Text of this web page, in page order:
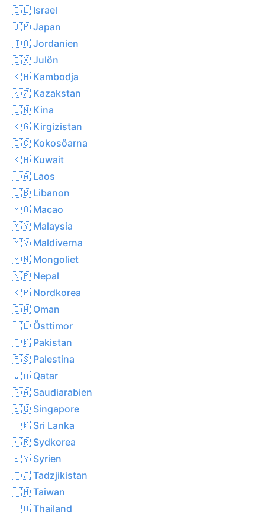
🇮🇱 Israel
🇯🇵 Japan
🇯🇴 Jordanien
🇨🇽 Julön
🇰🇭 Kambodja
🇰🇿 Kazakstan
🇨🇳 Kina
🇰🇬 Kirgizistan
🇨🇨 Kokosöarna
🇰🇼 Kuwait
🇱🇦 Laos
🇱🇧 Libanon
🇲🇴 Macao
🇲🇾 Malaysia
🇲🇻 Maldiverna
🇲🇳 Mongoliet
🇳🇵 Nepal
🇰🇵 Nordkorea
🇴🇲 Oman
🇹🇱 Östtimor
🇵🇰 Pakistan
🇵🇸 Palestina
🇶🇦 Qatar
🇸🇦 Saudiarabien
🇸🇬 Singapore
🇱🇰 Sri Lanka
🇰🇷 Sydkorea
🇸🇾 Syrien
🇹🇯 Tadzjikistan
🇹🇼 Taiwan
🇹🇭 Thailand